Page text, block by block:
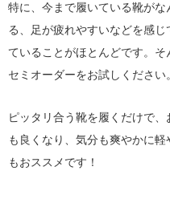
特に、今まで履いている靴が
る、足が疲れやすいなどを感
ていることがほとんどです。
セミオーダーをお試しください。
ピッタリ合う靴を履くだけで
も良くなり、気分も爽やかに
もおススメです！